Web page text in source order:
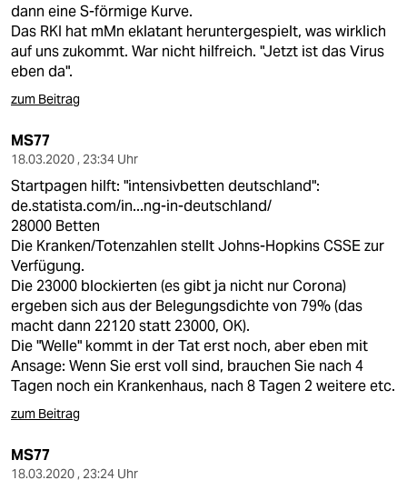
dann eine S-förmige Kurve.
Das RKI hat mMn eklatant heruntergespielt, was wirklich
auf uns zukommt. War nicht hilfreich. "Jetzt ist das Virus
eben da".
zum Beitrag
MS77
18.03.2020 , 23:34 Uhr
Startpagen hilft: "intensivbetten deutschland":
de.statista.com/in...ng-in-deutschland/
28000 Betten
Die Kranken/Totenzahlen stellt Johns-Hopkins CSSE zur
Verfügung.
Die 23000 blockierten (es gibt ja nicht nur Corona)
ergeben sich aus der Belegungsdichte von 79% (das
macht dann 22120 statt 23000, OK).
Die "Welle" kommt in der Tat erst noch, aber eben mit
Ansage: Wenn Sie erst voll sind, brauchen Sie nach 4
Tagen noch ein Krankenhaus, nach 8 Tagen 2 weitere etc.
zum Beitrag
MS77
18.03.2020 , 23:24 Uhr